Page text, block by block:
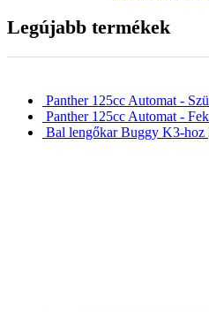
Legújabb termékek
Panther 125cc Automat -
Panther 125cc Automat -
Bal lengőkar Buggy K3-hoz